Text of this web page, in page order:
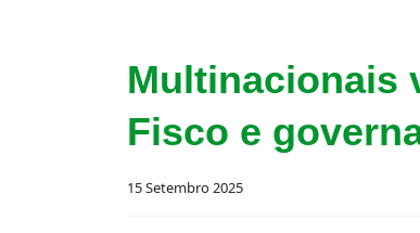
Multinacionais
Fisco e
15 Setembro 2025